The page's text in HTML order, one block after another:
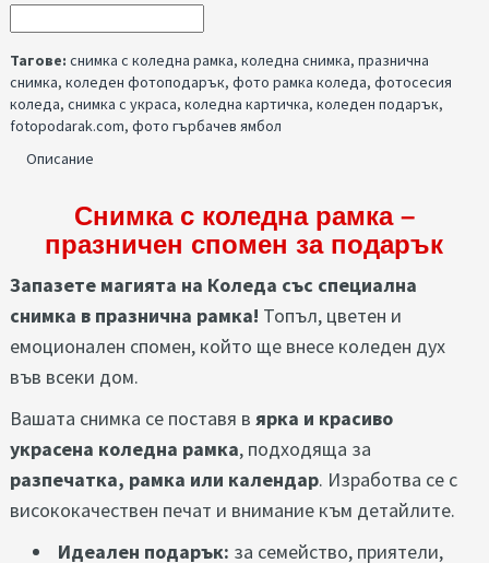
Тагове: снимка с коледна рамка, коледна снимка, празнична
снимка, коледен фотоподарък, фото рамка коледа, фотосесия
коледа, снимка с украса, коледна картичка, коледен подарък,
fotopodarak.com, фото гърбачев ямбол
Описание
Снимка с коледна рамка –
празничен спомен за подарък
Запазете магията на Коледа със специална
снимка в празнична рамка! Топъл, цветен и
емоционален спомен, който ще внесе коледен дух
във всеки дом.
Вашата снимка се поставя в ярка и красиво
украсена коледна рамка, подходяща за
разпечатка, рамка или календар. Изработва се с
висококачествен печат и внимание към детайлите.
Идеален подарък: за семейство, приятели,